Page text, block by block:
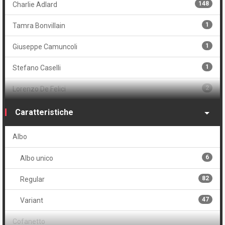
Charlie Adlard 148
Tamra Bonvillain 1
Giuseppe Camuncoli 1
Stefano Caselli 1
Lorenzo De Felici 2
Carmine Di Giandomenico
1
1
151
Caratteristiche
Albo
Albo unico 6
Regular 82
Variant 47
Cofanetto